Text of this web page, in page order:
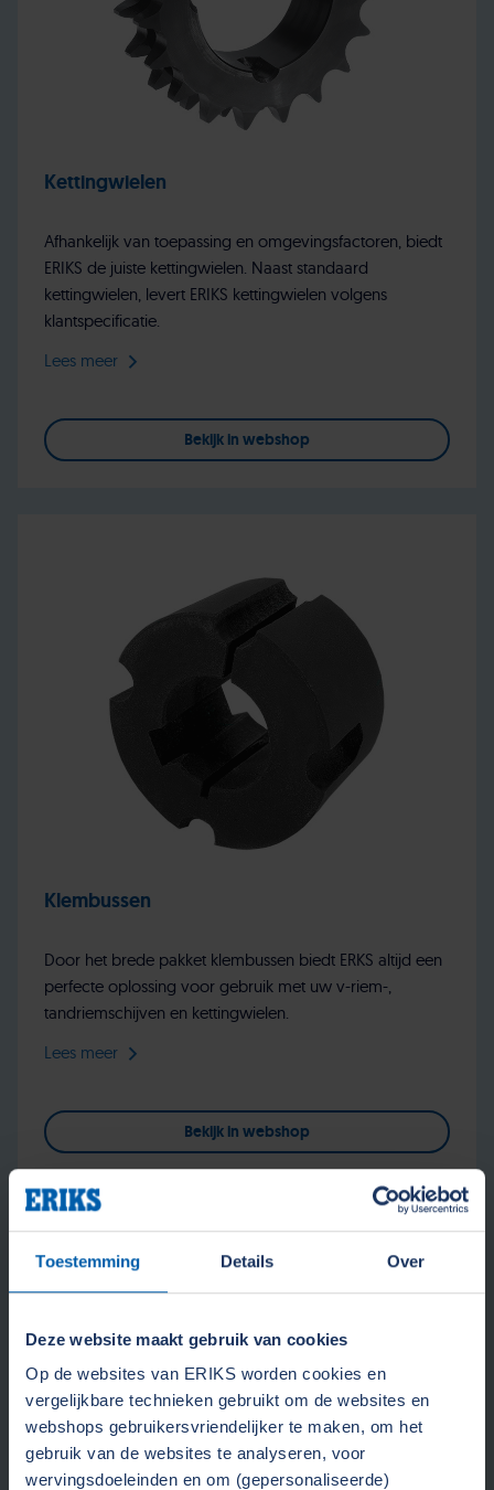
Toestemming Details Over
Deze website maakt gebruik van cookies
Op de websites van ERIKS worden cookies en
vergelijkbare technieken gebruikt om de websites en
webshops gebruikersvriendelijker te maken, om het
gebruik van de websites te analyseren, voor
wervingsdoeleinden en om (gepersonaliseerde)
Kettingwielen
Afhankelijk van toepassing en omgevingsfactoren, biedt
ERIKS de juiste kettingwielen. Naast standaard
kettingwielen, levert ERIKS kettingwielen volgens
klantspecificatie.
Lees meer
Bekijk in webshop
Klembussen
Door het brede pakket klembussen biedt ERKS altijd een
perfecte oplossing voor gebruik met uw v-riem-,
tandriemschijven en kettingwielen.
Lees meer
Bekijk in webshop